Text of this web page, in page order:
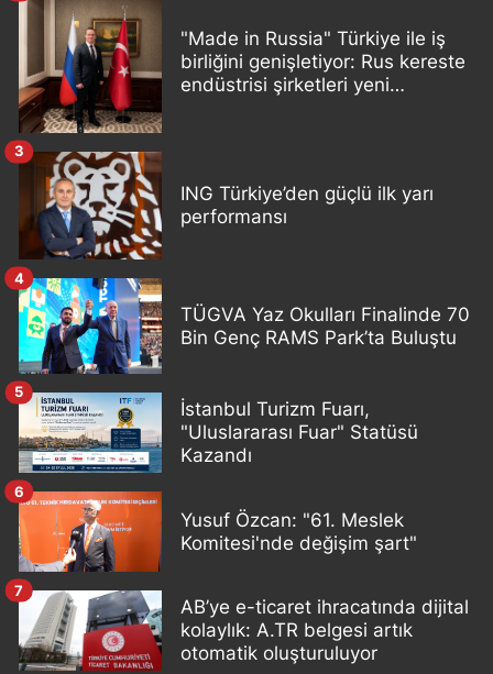
"Made in Russia" Türkiye ile iş
birliğini genişletiyor: Rus kereste
endüstrisi şirketleri yeni
ING Türkiye’den güçlü ilk yarı
performansı
3
TÜGVA Yaz Okulları Finalinde 70
Bin Genç RAMS Park’ta Buluştu
4
İstanbul Turizm Fuarı,
"Uluslararası Fuar" Statüsü
Kazandı
5
Yusuf Özcan: "61. Meslek
Komitesi'nde değişim şart"
6
AB’ye e-ticaret ihracatında dijital
kolaylık: A.TR belgesi artık
otomatik oluşturuluyor
7